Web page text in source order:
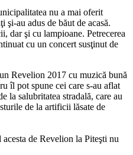
nu a mai oferit
şi-au adus de băut de acasă.
dar şi cu lampioane. Petrecerea
cu un concert susţinut de
Revelion 2017 cu muzică bună
îl pot spune cei care s-au aflat
la salubritatea stradală, care au
de la artificii lăsate de
de Revelion la Piteşti nu